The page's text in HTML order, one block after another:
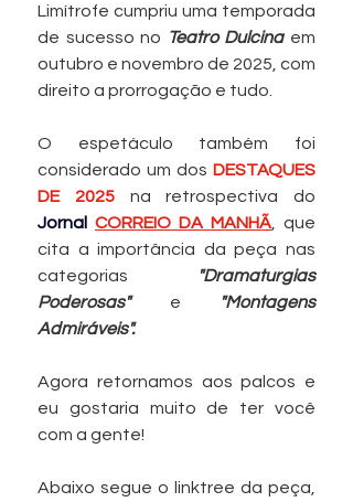
Limítrofe cumpriu uma temporada
de sucesso no Teatro Dulcina em
outubro e novembro de 2025, com
direito a prorrogação e tudo.
O espetáculo também foi
considerado um dos DESTAQUES
DE 2025
Jornal CORREIO DA MANHÃ , que
cita a importância da peça nas
categorias
"Dramaturgias
Poderosas" e
"Montagens
Admiráveis".
Agora retornamos aos palcos e
eu gostaria muito de ter você
com a gente!
Abaixo segue o linktree da peça,